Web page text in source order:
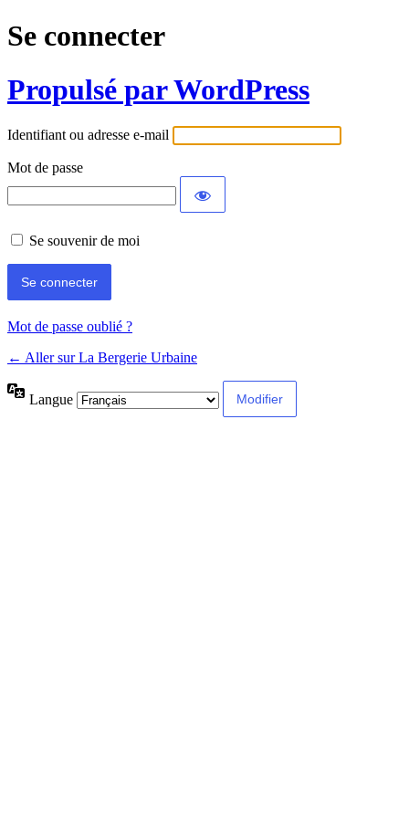
Se connecter
Propulsé par WordPress
Identifiant ou adresse e-mail
Mot de passe
Se souvenir de moi
Mot de passe oublié ?
← Aller sur La Bergerie Urbaine
Langue